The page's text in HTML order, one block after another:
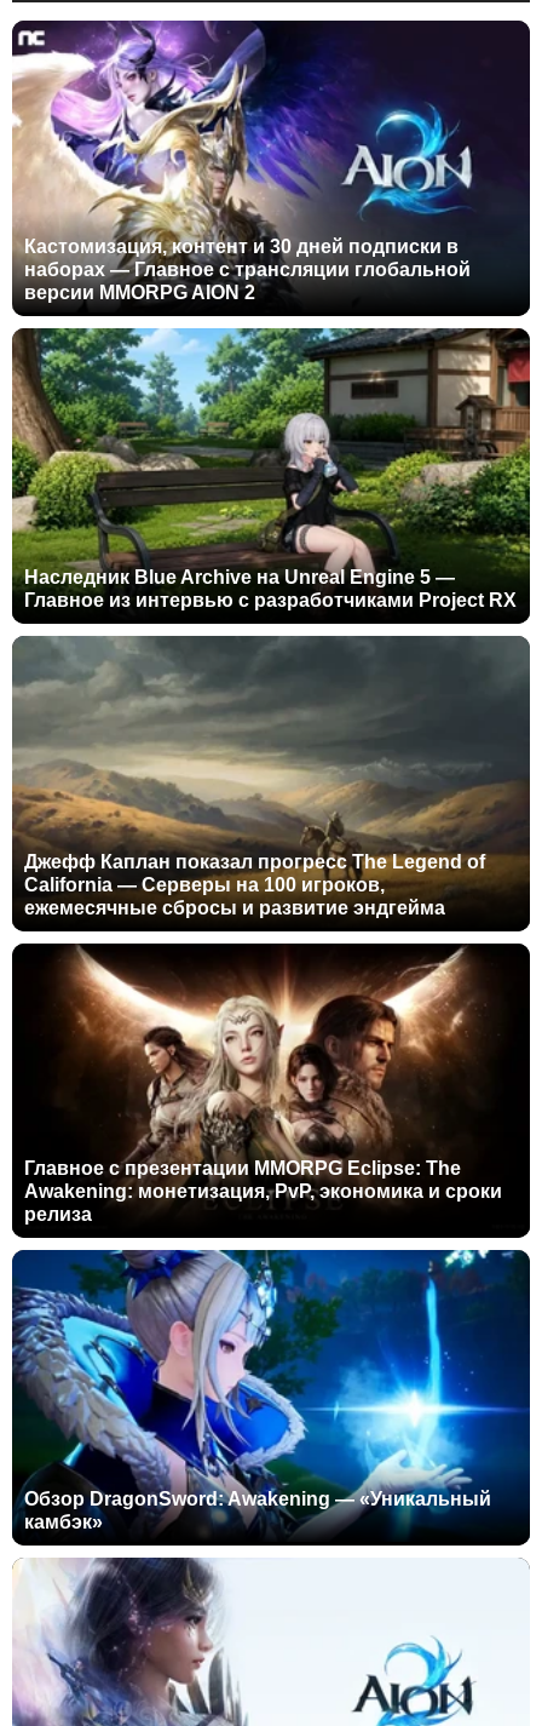
Кастомизация, контент и 30 дней подписки в
наборах — Главное с трансляции глобальной
версии MMORPG AION 2
Наследник Blue Archive на Unreal Engine 5 —
Главное из интервью с разработчиками Project RX
Джефф Каплан показал прогресс The Legend of
California — Серверы на 100 игроков,
ежемесячные сбросы и развитие эндгейма
Главное с презентации MMORPG Eclipse: The
Awakening: монетизация, PvP, экономика и сроки
релиза
Обзор DragonSword: Awakening — «Уникальный
камбэк»